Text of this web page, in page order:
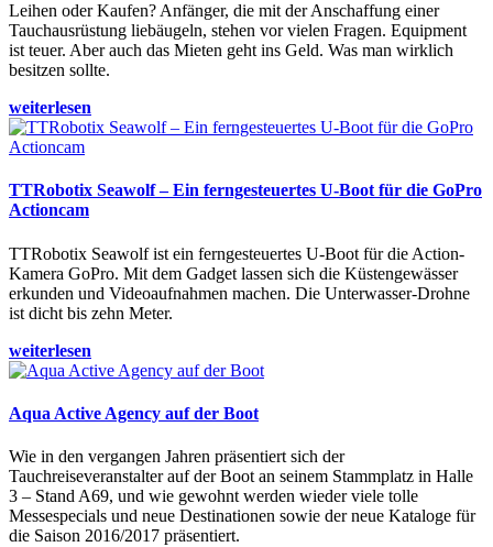
Leihen oder Kaufen? Anfänger, die mit der Anschaffung einer
Tauchausrüstung liebäugeln, stehen vor vielen Fragen. Equipment
ist teuer. Aber auch das Mieten geht ins Geld. Was man wirklich
besitzen sollte.
weiterlesen
TTRobotix Seawolf – Ein ferngesteuertes U-Boot für die GoPro
Actioncam
TTRobotix Seawolf ist ein ferngesteuertes U-Boot für die Action-
Kamera GoPro. Mit dem Gadget lassen sich die Küstengewässer
erkunden und Videoaufnahmen machen. Die Unterwasser-Drohne
ist dicht bis zehn Meter.
weiterlesen
Aqua Active Agency auf der Boot
Wie in den vergangen Jahren präsentiert sich der
Tauchreiseveranstalter auf der Boot an seinem Stammplatz in Halle
3 – Stand A69, und wie gewohnt werden wieder viele tolle
Messespecials und neue Destinationen sowie der neue Kataloge für
die Saison 2016/2017 präsentiert.